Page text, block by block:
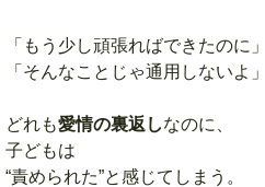
「もう少し頑張ればできたのに」
「そんなことじゃ通用しないよ」
どれも愛情の裏返しなのに、
子どもは
“責められた”と感じてしまう。